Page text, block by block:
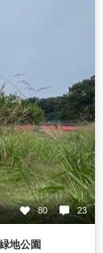
80 23
地公園